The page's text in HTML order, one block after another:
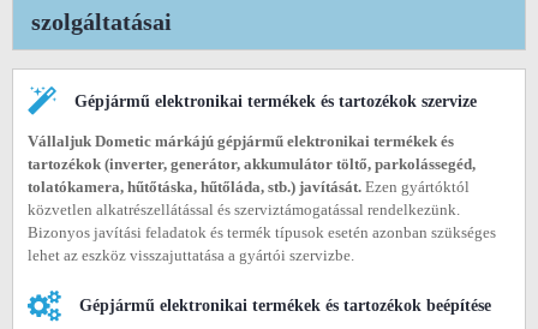
szolgáltatásai
Gépjármű elektronikai termékek és tartozékok szervize
Vállaljuk Dometic márkájú gépjármű elektronikai termékek és
tartozékok (inverter, generátor, akkumulátor töltő, parkolássegéd,
tolatókamera, hűtőtáska, hűtőláda, stb.) javítását. Ezen gyártóktól
közvetlen alkatrészellátással és szerviztámogatással rendelkezünk.
Bizonyos javítási feladatok és termék típusok esetén azonban szükséges
lehet az eszköz visszajuttatása a gyártói szervizbe.
Gépjármű elektronikai termékek és tartozékok beépítése